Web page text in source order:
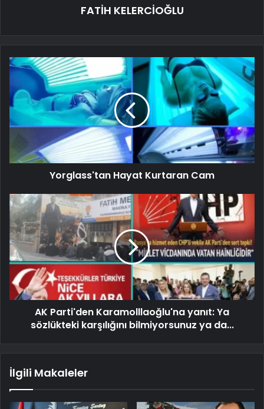
FATİH KELERCİOĞLU
Yorglass'tan Hayat Kurtaran Cam
AK Parti'den Karamolllaoğlu'na yanıt: Ya
sözlükteki karşılığını bilmiyorsunuz ya da...
İlgili Makaleler